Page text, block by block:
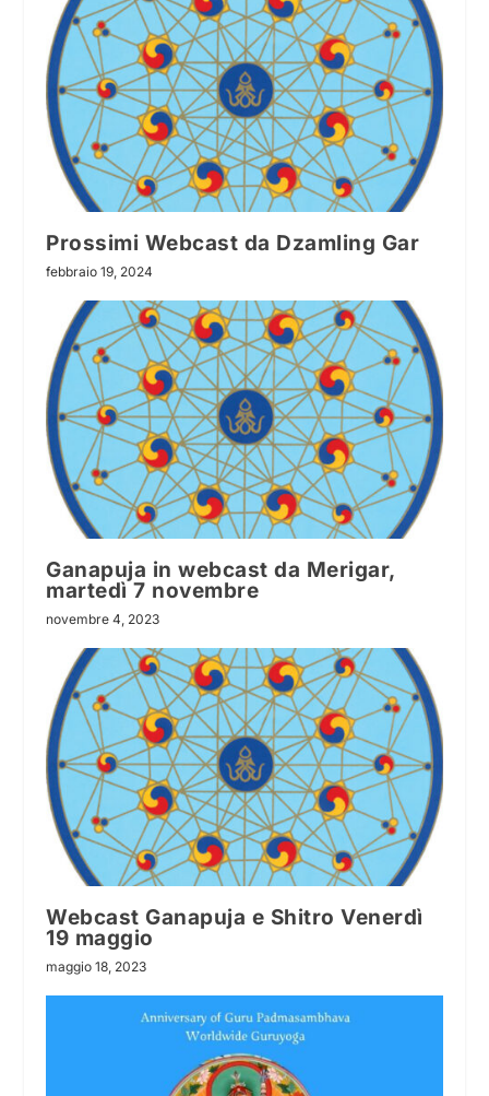
Prossimi Webcast da Dzamling Gar
febbraio 19, 2024
Ganapuja in webcast da Merigar,
martedì 7 novembre
novembre 4, 2023
Webcast Ganapuja e Shitro Venerdì
19 maggio
maggio 18, 2023